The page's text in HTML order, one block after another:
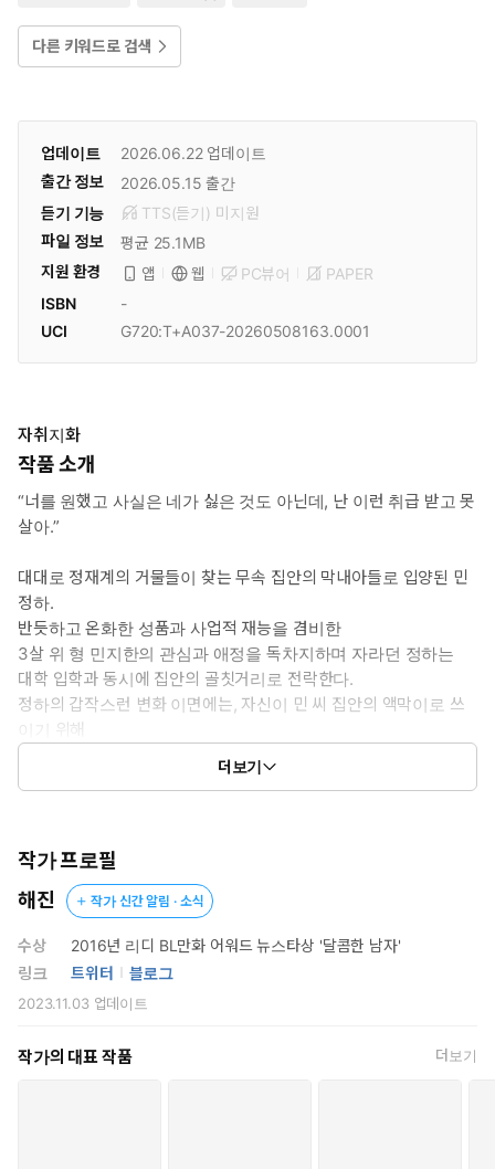
다른 키워드로 검색
업데이트 2026.06.22업데이트
출간 정보
2026.05.15 출간
듣기 기능
TTS(듣기) 미 지원
파일 정보
평균 25.1MB
지원 환경
앱 웹 PC뷰어
PAPER
ISBN
-
UCI
G720:T+A037-20260508163.0001
자취지화
작품 소개
“너를 원했고 사실은 네가 싫은 것도 아닌데, 난 이런 취급 받고 못
살아.”
대대로 정재계의 거물들이 찾는 무속 집안의 막내아들로 입양된 민
정하.
반듯하고 온화한 성품과 사업적 재능을 겸비한
3살 위 형 민지한의 관심과 애정을 독차지하며 자라던 정하는
대학 입학과 동시에 집안의 골칫거리로 전락한다.
정하의 갑작스런 변화 이면에는, 자신이 민 씨 집안의 액막이로 쓰
이기 위해
입양되었다는 진실을 알게 되었기 때문인데…
정하는 가족이라 믿었던 사람들에게
정하를 되찾기 위해 ‘골칫거리’를 치워버리려 하는데…
재앙 같은 형의 집착에서 벗어나려 했는데
ⓒ해진/앤드비
더보기
작가 프로필
해진
작가 신간 알림 · 소식
수상
2016년 리디 BL만화 어워드 뉴스타상 '달콤한 남자'
링크
트위터 블로그
2023.11.03업데이트
작가의 대표 작품 더보기